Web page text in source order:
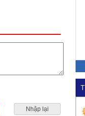
Nhập lại